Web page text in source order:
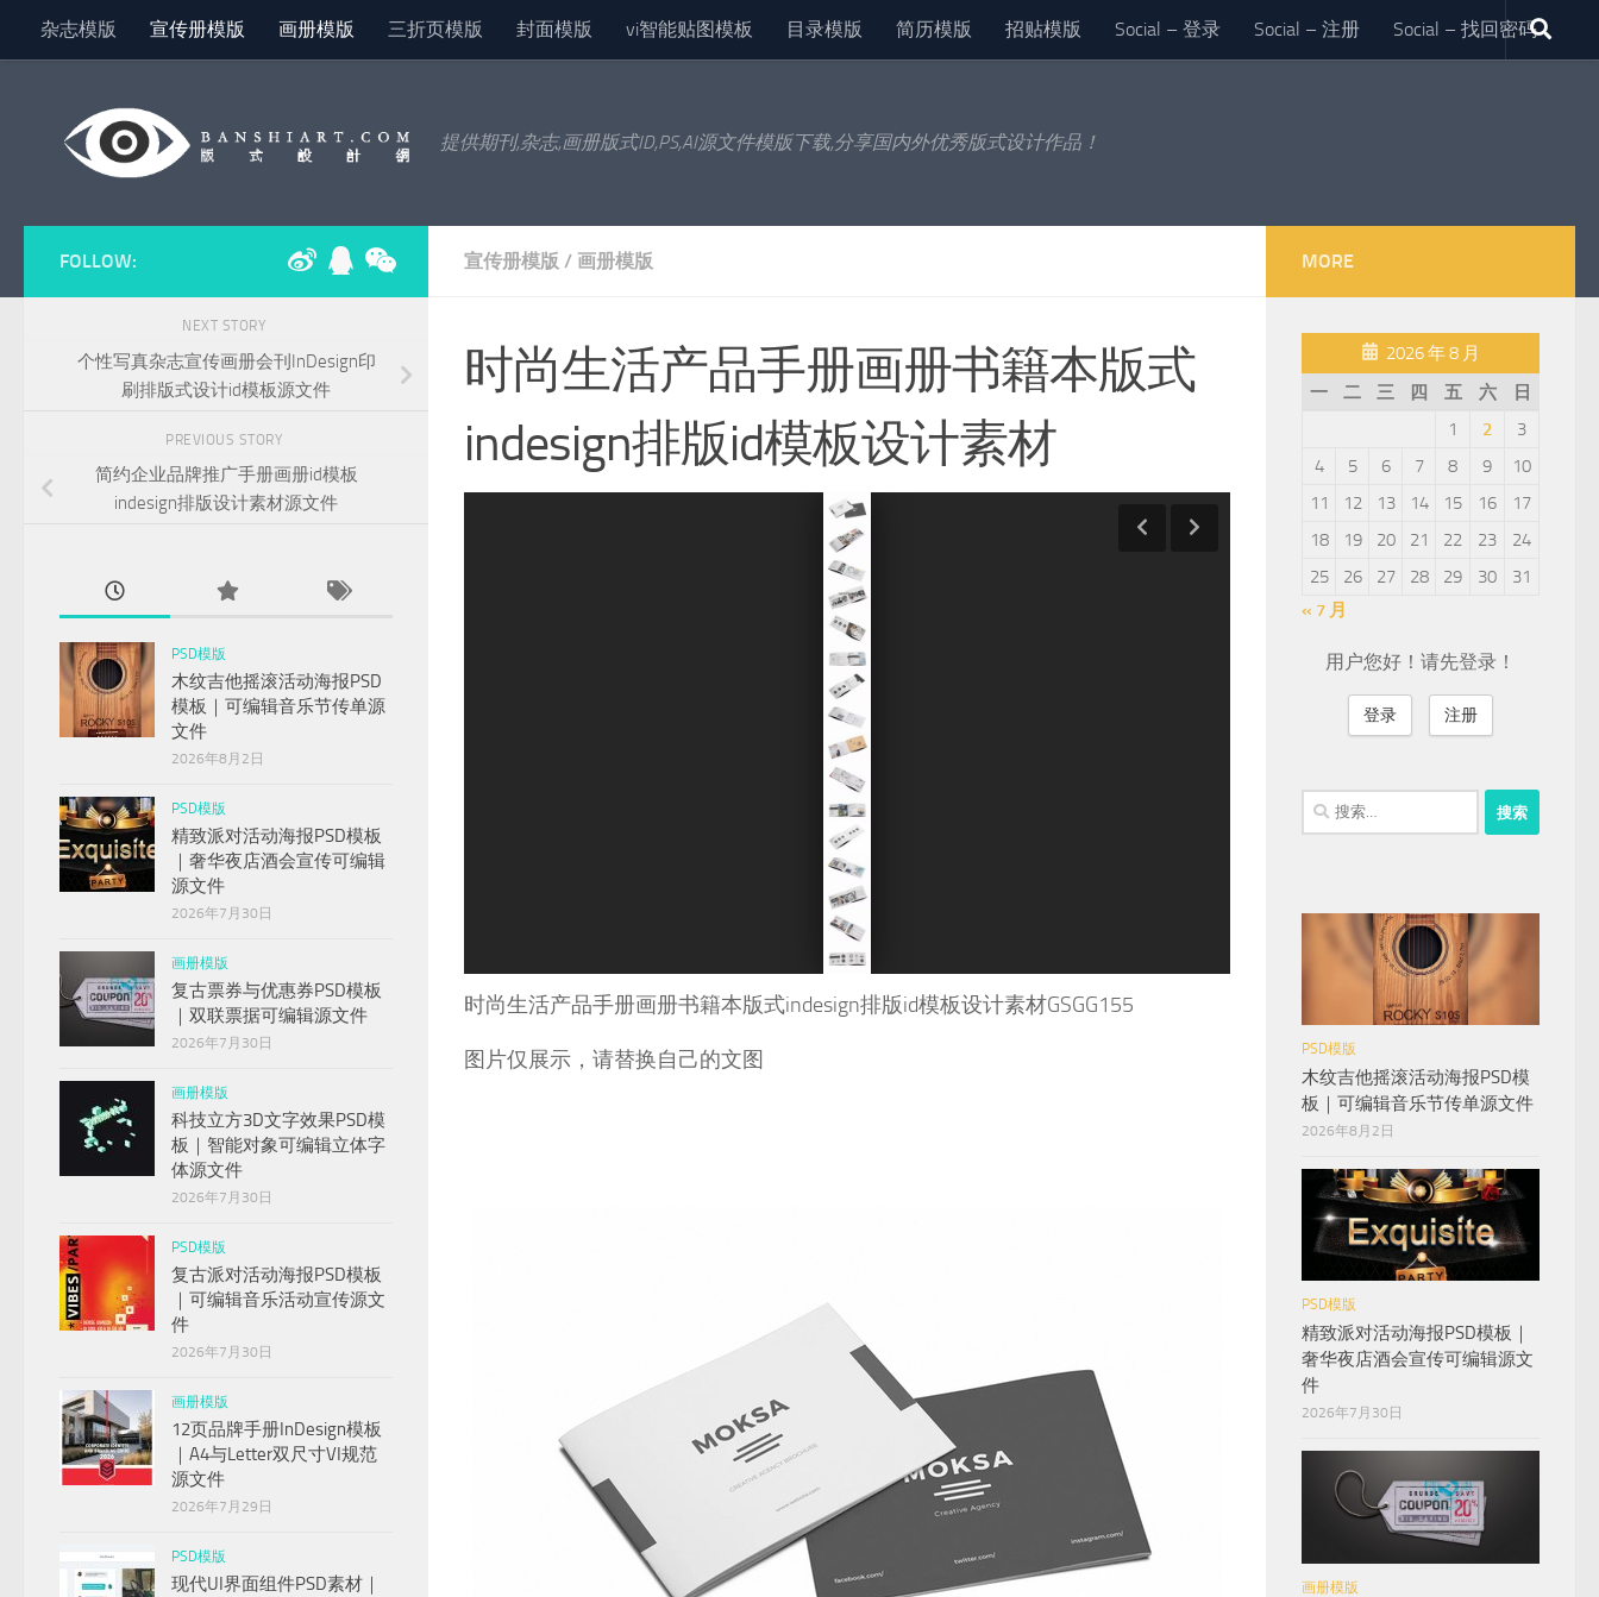
Skip to content
杂志模版 宣传册模版 画册模版 三折页模版 封面模版 vi智能贴图模板 目录模版 简历模版 招贴模版 Social – 登录 Social – 注册 Social – 找回密码
提供期刊,杂志,画册版式ID,PS,AI源文件模版下载,分享国内外优秀版式设计作品！
宣传册模版 / 画册模版
时尚生活产品手册画册书籍本版式
indesign排版id模板设计素材
时尚生活产品手册画册书籍本版式indesign排版id模板设计素材GSGG155
图片仅展示，请替换自己的文图
FOLLOW:
NEXT STORY
个性写真杂志宣传画册会刊InDesign印
刷排版式设计id模板源文件
PREVIOUS STORY
简约企业品牌推广手册画册id模板
indesign排版设计素材源文件
PSD模版
木纹吉他摇滚活动海报PSD
模板｜可编辑音乐节传单源
文件
2026年8月2日
PSD模版
精致派对活动海报PSD模板
｜奢华夜店酒会宣传可编辑
源文件
2026年7月30日
画册模版
复古票券与优惠券PSD模板
｜双联票据可编辑源文件
2026年7月30日
画册模版
科技立方3D文字效果PSD模
板｜智能对象可编辑立体字
体源文件
2026年7月30日
PSD模版
复古派对活动海报PSD模板
｜可编辑音乐活动宣传源文
件
2026年7月30日
画册模版
12页品牌手册InDesign模板
｜A4与Letter双尺寸VI规范
源文件
2026年7月29日
PSD模版
现代UI界面组件PSD素材｜
MORE
2026 年 8 月
一
二 三 四 五 六
日
1
2
3
4
5 6 7 8 9
10
11
12 13 14 15 16
17
18
19 20 21 22 23
24
25
26 27 28 29 30
31
« 7 月
用户您好！请先登录！
登录 注册
搜
索：
PSD模版
木纹吉他摇滚活动海报PSD模
板｜可编辑音乐节传单源文件
2026年8月2日
PSD模版
精致派对活动海报PSD模板｜
奢华夜店酒会宣传可编辑源文
件
2026年7月30日
画册模版